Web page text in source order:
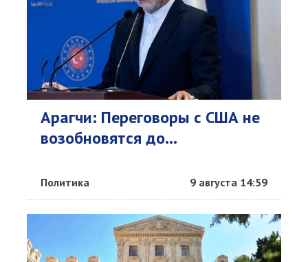
Арагчи: Переговоры с США не
возобновятся до...
Политика 9 августа 14:59